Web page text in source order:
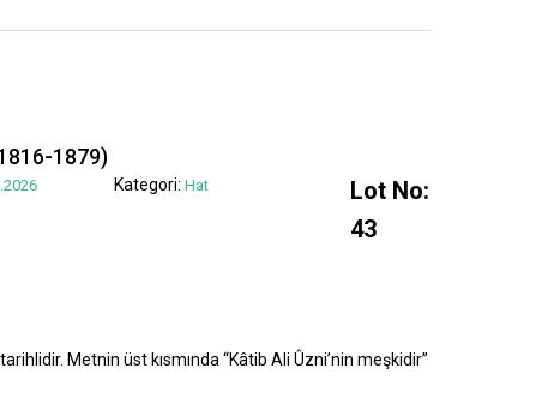
1879)
Kategori: Hat
Lot No:
43
Metnin üst kısmında “Kâtib Ali Ûzni’nin meşkidir”